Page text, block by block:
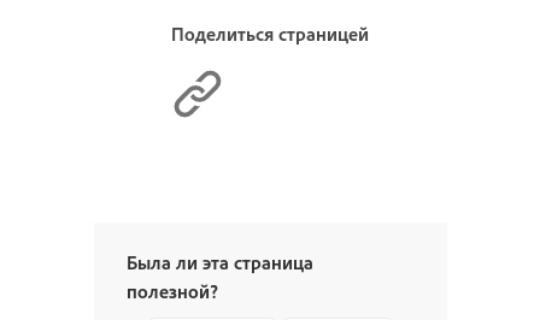
Поделиться страницей
Была ли эта страница
полезной?